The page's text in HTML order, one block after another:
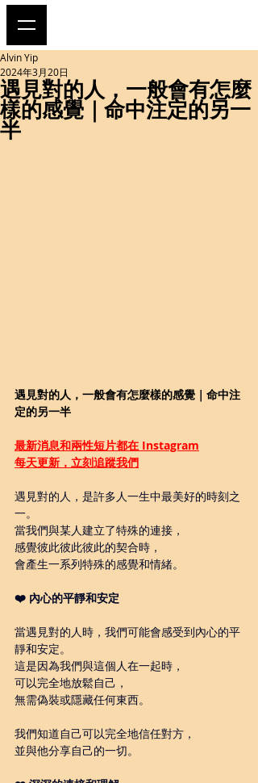
遇見對的人，一般會有怎麼
樣的感覺｜命中注定的另一
半
Alvin Yip
2024年3月20日
遇見對的人，一般會有怎麼樣的感覺｜命中注
定的另一半
最新消息和兩性短片都在 Instagram
每天更新，立刻追蹤我們
遇見對的人，是許多人一生中最美好的時刻之
一。
當我們與某人建立了特殊的連接，
感覺彼此彼此彼此的契合時，
會產生一系列特殊的感覺和情緒。
❤️ 內心的平靜和安定
當遇見對的人時，我們可能會感受到內心的平
靜和安定。
這是因為我們與這個人在一起時，
可以完全地放鬆自己，
無需偽裝或隱藏任何東西。
我們知道自己可以完全地信任對方，
並與他分享自己的一切。